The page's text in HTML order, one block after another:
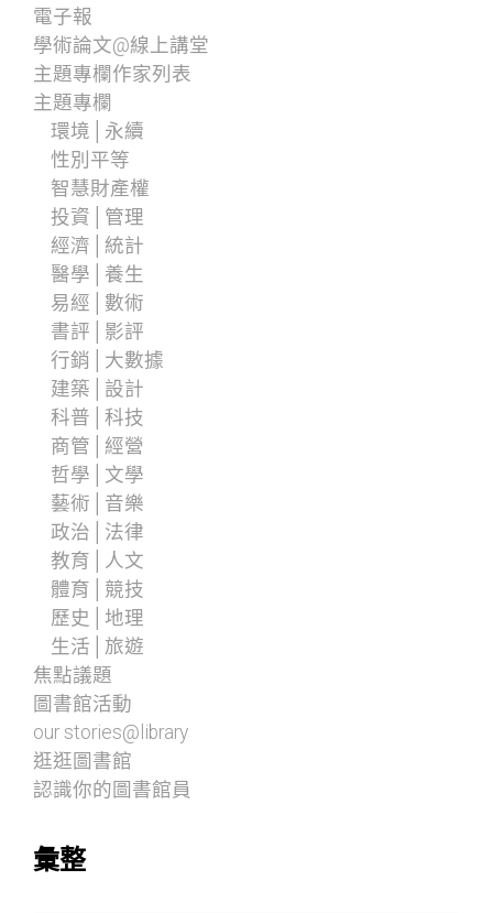
電子報
學術論文@線上講堂
主題專欄作家列表
主題專欄
環境│永續
性別平等
智慧財產權
投資│管理
經濟│統計
醫學│養生
易經│數術
書評│影評
行銷│大數據
建築│設計
科普│科技
商管│經營
哲學│文學
藝術│音樂
政治│法律
教育│人文
體育│競技
歷史│地理
生活│旅遊
焦點議題
圖書館活動
our stories@library
逛逛圖書館
認識你的圖書館員
彙整